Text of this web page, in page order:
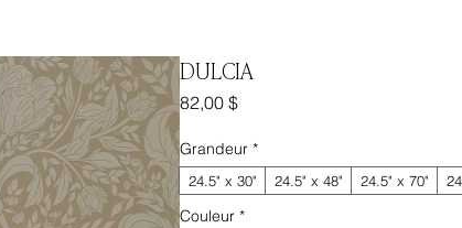
DULCIA
82,00 $Prix
Grandeur *
24.5" x 30" 24.5" x 48" 24.5" x 70"
Couleur *